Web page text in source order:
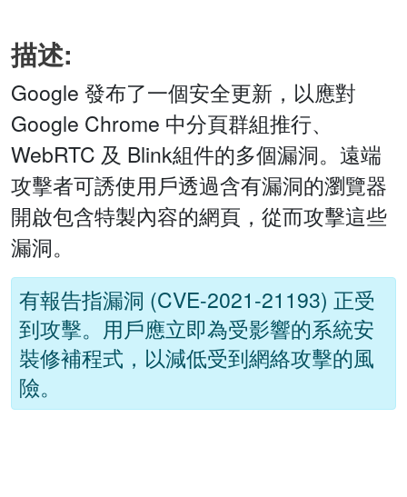
描述:
Google 發布了一個安全更新，以應對
Google Chrome 中分頁群組推行、
WebRTC 及 Blink組件的多個漏洞。遠端
攻擊者可誘使用戶透過含有漏洞的瀏覽器
開啟包含特製內容的網頁，從而攻擊這些
漏洞。
有報告指漏洞 (CVE-2021-21193) 正受
到攻擊。用戶應立即為受影響的系統安
裝修補程式，以減低受到網絡攻擊的風
險。